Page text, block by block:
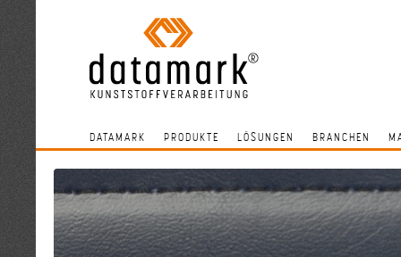
DATAMARK PRODUKTE LÖSUNGEN BRANCHEN